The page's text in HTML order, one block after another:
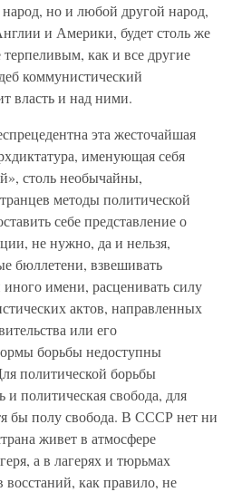
но и любой другой народ,
и Америки, будет столь же
как и все другие
коммунистический
власть и над ними.
эта жесточайшая
именующая себя
столь необычайны,
методы политической
себе представление о
не нужно, да и нельзя,
бюллетени, взвешивать
имени, расценивать силу
актов, направленных
или его
борьбы недоступны
политической борьбы
и политическая свобода, для
бы полу свобода. В СССР нет ни
живет в атмосфере
а в лагерях и тюрьмах
как правило, не